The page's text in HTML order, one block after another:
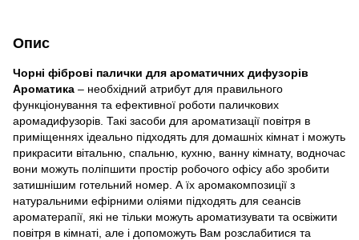
Опис
Чорні фіброві палички для ароматичних дифузорів
Ароматика – необхідний атрибут для правильного
функціонування та ефективної роботи паличкових
аромадифузорів. Такі засоби для ароматизації повітря в
приміщеннях ідеально підходять для домашніх кімнат і можуть
прикрасити вітальню, спальню, кухню, ванну кімнату, водночас
вони можуть поліпшити простір робочого офісу або зробити
затишнішим готельний номер. А їх аромакомпозиції з
натуральними ефірними оліями підходять для сеансів
ароматерапії, які не тільки можуть ароматизувати та освіжити
повітря в кімнаті, але і допоможуть Вам розслабитися та